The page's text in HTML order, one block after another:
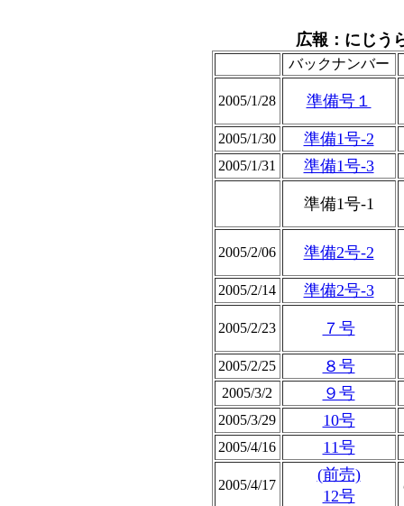
広報：にじう
バックナンバー
2005/1/28 準備号１
2005/1/30 準備1号-2
2005/1/31 準備1号-3
準備1号-1
2005/2/06 準備2号-2
2005/2/14 準備2号-3
2005/2/23 ７号
2005/2/25 ８号
2005/3/2 ９号
2005/3/29 10号
2005/4/16 11号
2005/4/17
(前売)
12号